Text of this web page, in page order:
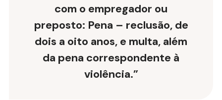
com o empregador ou
preposto: Pena – reclusão, de
dois a oito anos, e multa, além
da pena correspondente à
violência.”